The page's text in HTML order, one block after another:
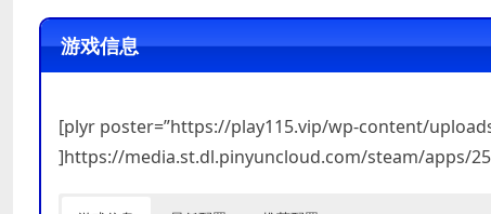
游戏信息
[plyr poster=”https://play115.vip/wp-content/
]https://media.st.dl.pinyuncloud.com/steam/apps/